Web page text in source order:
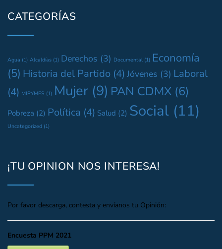
CATEGORÍAS
Agua (1) Alcaldías (1) Derechos (3) Documental (1) Economía
(5) Historia del Partido (4) Jóvenes (3) Laboral
(4) MIPYMES (1) Mujer (9) PAN CDMX (6)
Pobreza (2) Política (4) Salud (2) Social (11)
Uncategorized (1)
¡TU OPINION NOS INTERESA!
Por favor descarga, contesta y envíanos tu Opinión:
Encuesta PPM 2021